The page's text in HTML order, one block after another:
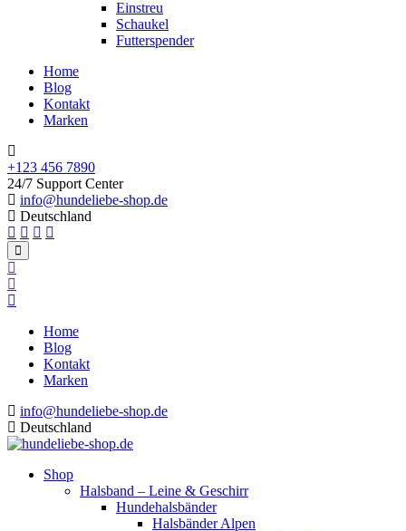
Einstreu
Schaukel
Futterspender
Home
Blog
Kontakt
Marken
+123 456 7890
24/7 Support Center
info@hundeliebe-shop.de
Deutschland
Home
Blog
Kontakt
Marken
info@hundeliebe-shop.de
Deutschland
Shop
Halsband – Leine & Geschirr
Hundehalsbänder
Halsbänder Alpen